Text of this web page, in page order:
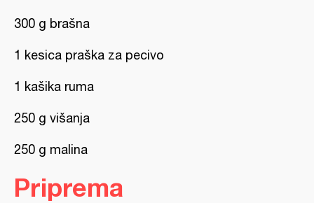
300 g brašna
1 kesica praška za pecivo
1 kašika ruma
250 g višanja
250 g malina
Priprema